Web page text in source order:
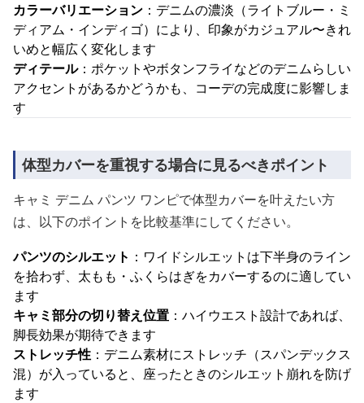
カラーバリエーション ：デニムの濃淡（ライトブルー・ミ
ディアム・インディゴ）により、印象がカジュアル〜きれ
いめと幅広く変化します
ディテール：ポケットやボタンフライなどのデニムらしい
アクセントがあるかどうかも、コーデの完成度に影響しま
す
体型カバーを重視する場合に見るべきポイント
キャミ デニム パンツ ワンピで体型カバーを叶えたい方
は、以下のポイントを比較基準にしてください。
パンツのシルエット ：ワイドシルエットは下半身のライン
を拾わず、太もも・ふくらはぎをカバーするのに適してい
ます
キャミ部分の切り替え位置 ：ハイウエスト設計であれば、
脚長効果が期待できます
ストレッチ性 ：デニム素材にストレッチ（スパンデックス
混）が入っていると、座ったときのシルエット崩れを防げ
ます